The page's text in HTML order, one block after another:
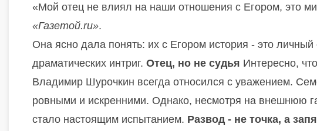
«Мой отец не влиял на наши отношения с Егором, это
«Газетой.ru».
Она ясно дала понять: их с Егором история - это
драматических интриг. Отец, но не судья Интересно,
Владимир Шурочкин всегда относился с уважением.
ровными и искренними. Однако, несмотря на внешнюю
стало настоящим испытанием. Развод - не точка, а